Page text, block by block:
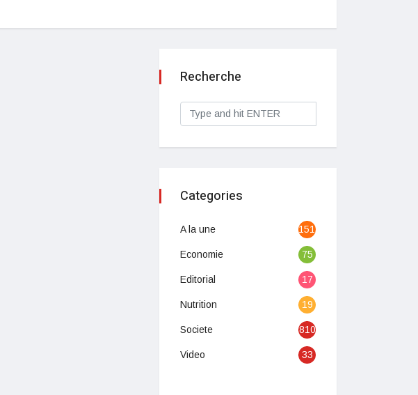
Recherche
Categories
A la une 1513
Economie 75
Editorial 17
Nutrition 19
Societe 810
Video 33